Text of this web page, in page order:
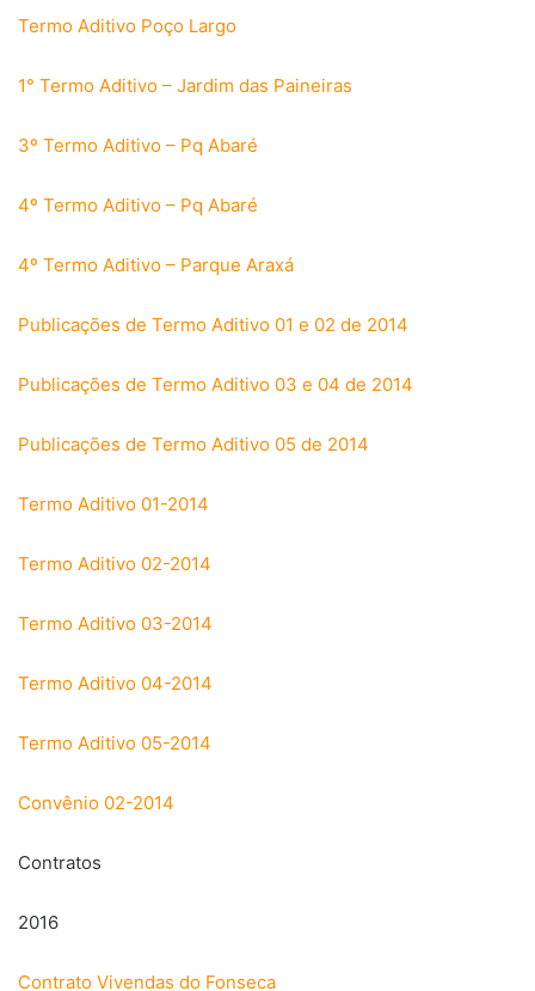
Termo Aditivo Poço Largo
1° Termo Aditivo – Jardim das Paineiras
3º Termo Aditivo – Pq Abaré
4º Termo Aditivo – Pq Abaré
4º Termo Aditivo – Parque Araxá
Publicações de Termo Aditivo 01 e 02 de 2014
Publicações de Termo Aditivo 03 e 04 de 2014
Publicações de Termo Aditivo 05 de 2014
Termo Aditivo 01-2014
Termo Aditivo 02-2014
Termo Aditivo 03-2014
Termo Aditivo 04-2014
Termo Aditivo 05-2014
Convênio 02-2014
Contratos
2016
Contrato Vivendas do Fonseca